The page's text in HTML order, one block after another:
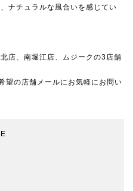
ナチュラルな風合いを感じてい
店、南堀江店、ムジーク の3店舗
望の店舗メールにお気軽にお問い